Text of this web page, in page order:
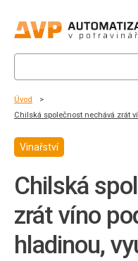
Úvod
Chilská společnost nechává zrát
Vinařství
Chilská
zrát víno
hladinou,